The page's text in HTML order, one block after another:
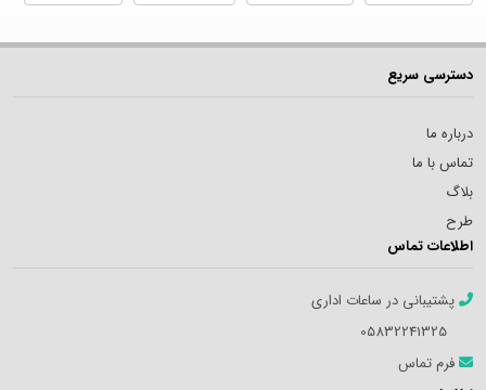
دسترسی سریع
درباره ما
تماس با ما
بلاگ
طرح
اطلاعات تماس
پشتیبانی در ساعات اداری
05832241325
فرم تماس